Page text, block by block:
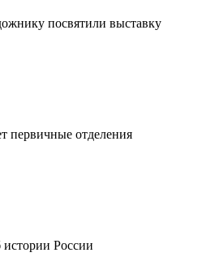
посвятили выставку
первичные отделения
России